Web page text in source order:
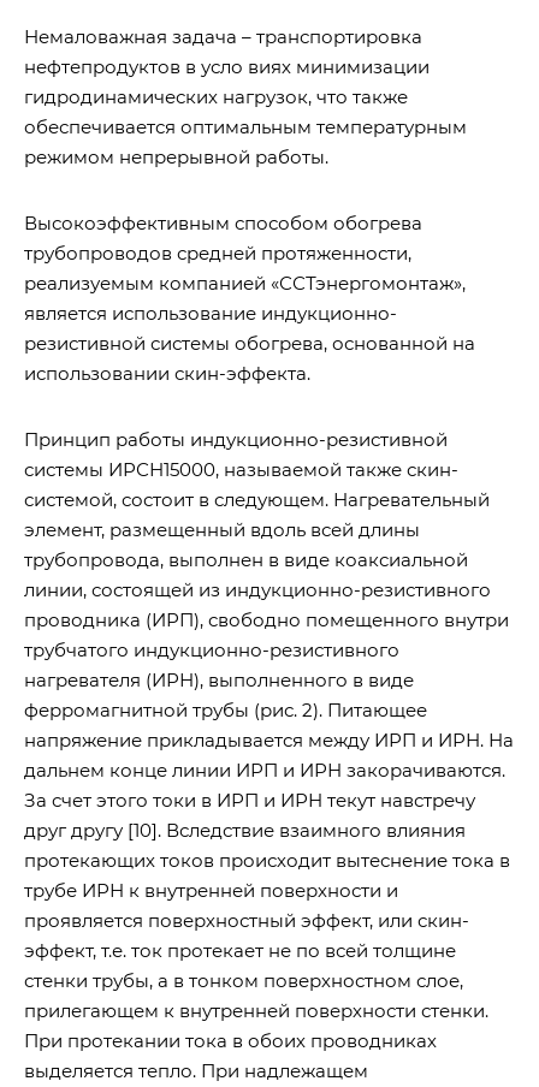
Немаловажная задача – транспортировка
нефтепродуктов в усло виях минимизации
гидродинамических нагрузок, что также
обеспечивается оптимальным температурным
режимом непрерывной работы.
Высокоэффективным способом обогрева
трубопроводов средней протяженности,
реализуемым компанией «ССТэнергомонтаж»,
является использование индукционно-
резистивной системы обогрева, основанной на
использовании скин-эффекта.
Принцип работы индукционно-резистивной
системы ИРСН15000, называемой также скин-
системой, состоит в следующем. Нагревательный
элемент, размещенный вдоль всей длины
трубопровода, выполнен в виде коаксиальной
линии, состоящей из индукционно-резистивного
проводника (ИРП), свободно помещенного внутри
трубчатого индукционно-резистивного
нагревателя (ИРН), выполненного в виде
ферромагнитной трубы (рис. 2). Питающее
напряжение прикладывается между ИРП и ИРН. На
дальнем конце линии ИРП и ИРН закорачиваются.
За счет этого токи в ИРП и ИРН текут навстречу
друг другу [10]. Вследствие взаимного влияния
протекающих токов происходит вытеснение тока в
трубе ИРН к внутренней поверхности и
проявляется поверхностный эффект, или скин-
эффект, т.е. ток протекает не по всей толщине
стенки трубы, а в тонком поверхностном слое,
прилегающем к внутренней поверхности стенки.
При протекании тока в обоих проводниках
выделяется тепло. При надлежащем